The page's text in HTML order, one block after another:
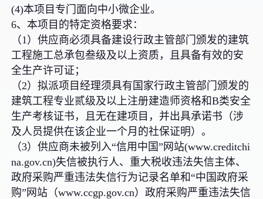
(4)本项目专门面向中小微企业。
6、本项目的特定资格要求：
（1）供应商必须具备建设行政主管部门颁发的建筑
工程施工总承包叁级及以上资质，且具备有效的安
全生产许可证；
（2）拟派项目经理须具有国家行政主管部门颁发的
建筑工程专业贰级及以上注册建造师资格和B类安全
生产考核证书，且无在建项目，并出具承诺书（涉
及人员提供在该企业一个月的社保证明）。
（3）供应商未被列入“信用中国”网站(www.creditchi
na.gov.cn)失信被执行人、重大税收违法失信主体、
政府采购严重违法失信行为记录名单和“中国政府采
购”网站（www.ccgp.gov.cn）政府采购严重违法失信